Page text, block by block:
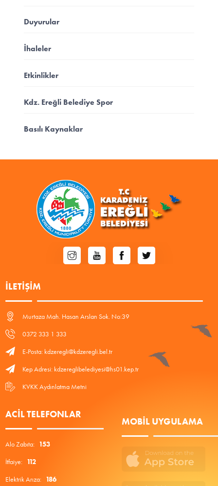
Duyurular
İhaleler
Etkinlikler
Kdz. Ereğli Belediye Spor
Basılı Kaynaklar
İLETIŞIM
Murtaza Mah. Hasan Arslan Sok. No:39
0372 333 1 333
E-Posta: kdzeregli@kdzeregli.bel.tr
Kep Adresi: kdzereglibelediyesi@hs01.kep.tr
KVKK Aydınlatma Metni
ACIL TELEFONLAR
Alo Zabıta: 153
İtfaiye: 112
Elektrik Arıza: 186
MOBIL UYGULAMA